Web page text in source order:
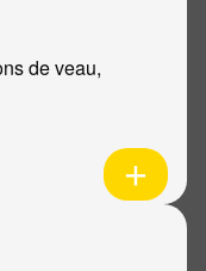
de veau,